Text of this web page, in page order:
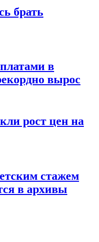
брать
в
вырос
рост цен на
стажем
в архивы